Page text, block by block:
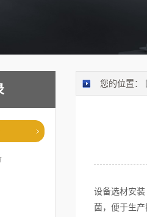
您的位置：
设备选材安
菌，便于生